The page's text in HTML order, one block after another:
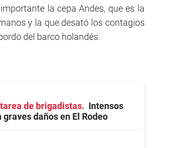
la cepa Andes, que es la
y la que desató los contagios
del barco holandés.
de brigadistas
Intensos
daños en El Rodeo